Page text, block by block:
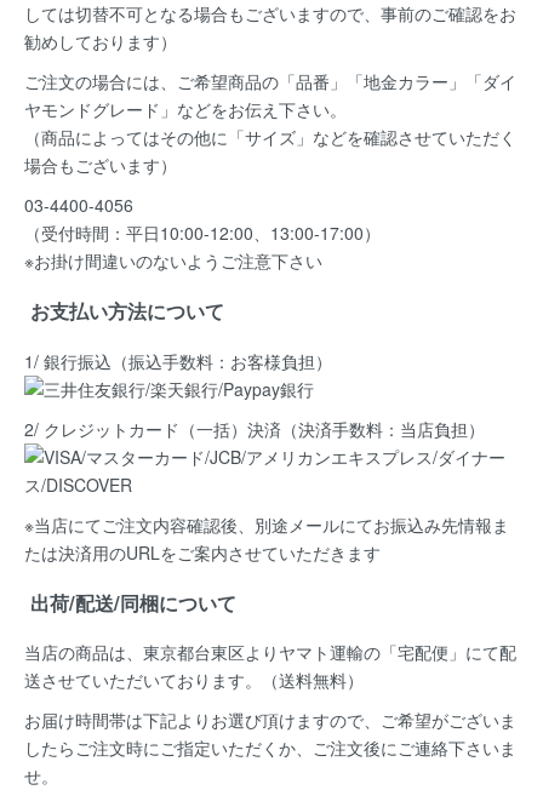
しては切替不可となる場合もございますので、事前のご確認をお
勧めしております）
ご注文の場合には、ご希望商品の 「品番」「地金カラー」「ダイ
ヤモンドグレード」などをお伝え下さい。
（商品によってはその他に「サイズ」などを確認させていただく
場合もございます）
03-4400-4056
（受付時間：平日10:00-12:00、13:00-17:00）
※お掛け間違いのないようご注意下さい
お支払い方法について
1/ 銀行振込（振込手数料：お客様負担）
2/ クレジットカード（一括）決済 （決済手数料：当店負担）
※当店にてご注文内容確認後、別途メールにてお振込み先情報ま
たは決済用のURLをご案内させていただきます
出荷/配送/同梱について
当店の商品は、 東京都台東区よりヤマト運輸の「宅配便」にて配
送させていただいております。（送料無料）
お届け時間帯は下記よりお選び頂けますので、ご希望がございま
したらご注文時にご指定いただくか、ご注文後にご連絡下さいま
せ。